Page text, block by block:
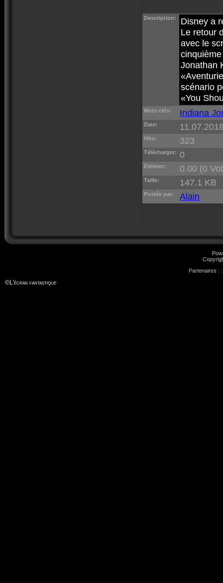
Description:
Disney a
Le retour
avec le
Jonathan
scénario
«You
Mots-clés: Indiana
Date:
Hits: 323
Télécharger: 0
Estimer: 0.00 (0
Taille: 147.1 KB
Postée par: Alain
Partenaires :
©L'écran fantastique